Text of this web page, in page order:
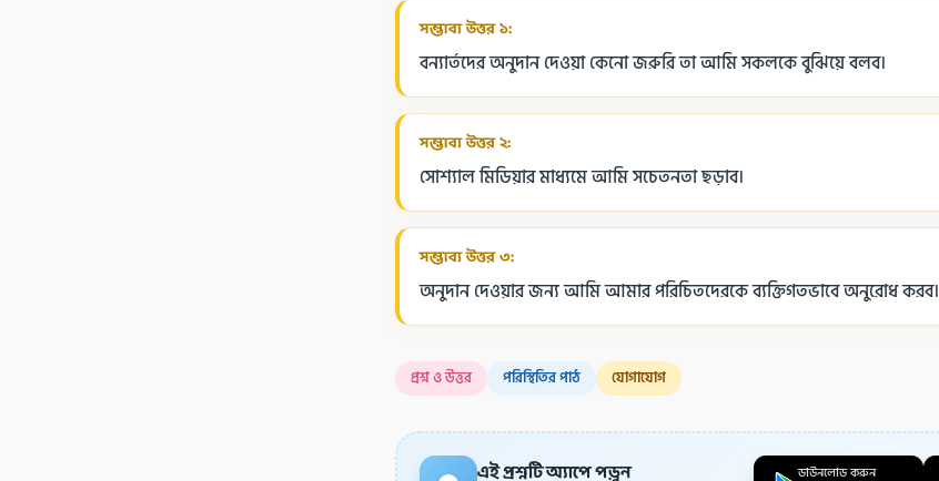
সম্ভাব্য উত্তর ১:
বন্যার্তদের অনুদান দেওয়া কেনো জরুরি তা আমি সকলকে বুঝিয়ে বলব।
সম্ভাব্য উত্তর ২:
সোশ্যাল মিডিয়ার মাধ্যমে আমি সচেতনতা ছড়াব।
সম্ভাব্য উত্তর ৩:
অনুদান দেওয়ার জন্য আমি আমার পরিচিতদেরকে ব্যক্তিগতভাবে অনুরোধ করব।
প্রশ্ন ও উত্তর পরিস্থিতির পাঠ যোগাযোগ
এই প্রশ্নটি অ্যাপে পড়ুন ডাউনলোড করুন